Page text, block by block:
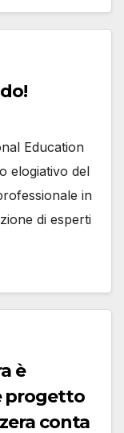
Education
elogiativo del
in
di esperti
è
progetto
conta